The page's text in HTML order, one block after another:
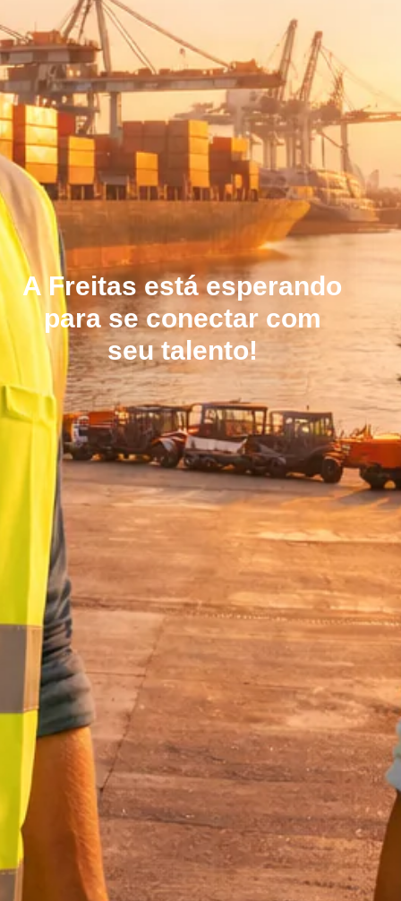
A Freitas está esperando
para se conectar com
seu talento!